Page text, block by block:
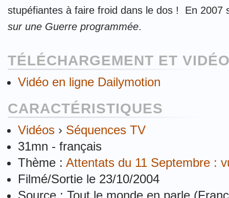
stupéfiantes à faire froid dans le dos ! En 2007
sur une Guerre programmée.
TÉLÉCHARGEMENT ET
Vidéo en ligne Dailymotion
CARACTÉRISTIQUES
Vidéos › Séquences TV
31mn - français
Thème : Attentats du 11 Septembre :
Filmé/Sortie le 23/10/2004
Source : Tout le monde en parle